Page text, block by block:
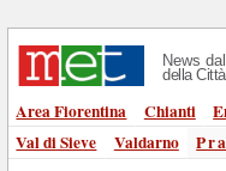
News
della
Area Fiorentina Chianti
Val di Sieve
Valdarno